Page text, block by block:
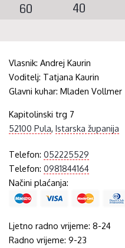
60
40
Vlasnik:Andrej Kaurin
Voditelj: Tatjana Kaurin
Glavni kuhar:Mladen Vollmer
Kapitolinski trg 7
52100 Pula,Istarska županija
Telefon:052225529
Telefon:0981844164
Načini plaćanja:
Ljetno radno vrijeme: 8-24
Radno vrijeme: 9-23